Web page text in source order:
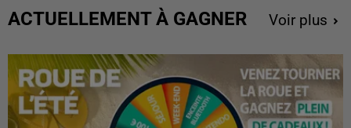
ACTUELLEMENT À GAGNER Voir plus